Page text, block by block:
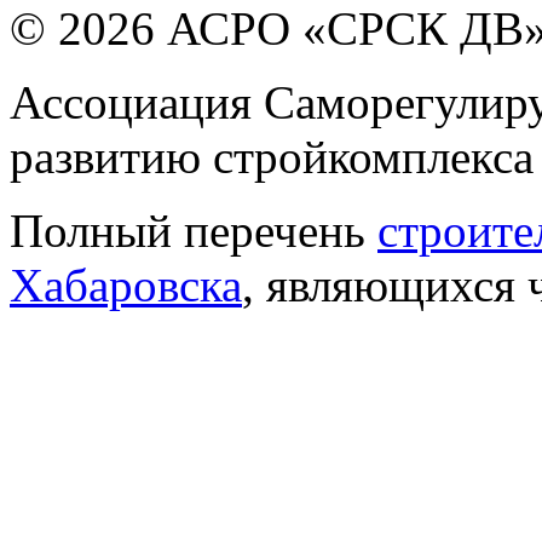
© 2026 АСРО «СРСК
Ассоциация
развитию
Полный перечень
Хабаровска, являющихся